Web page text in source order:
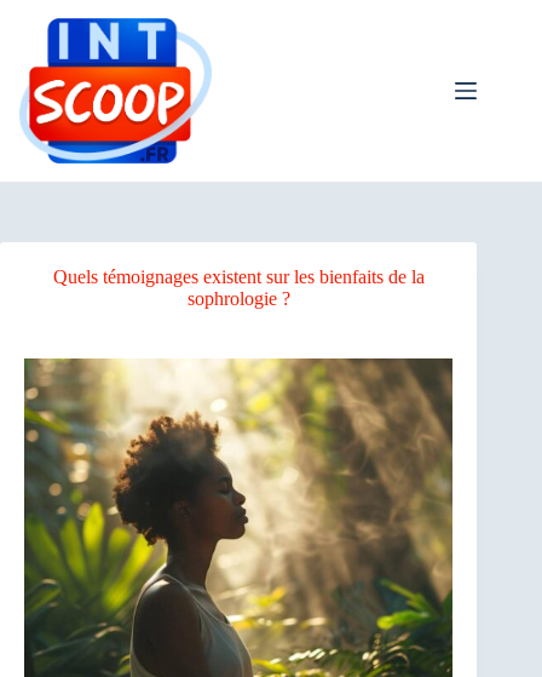
Quels témoignages existent sur les bienfaits de la
sophrologie ?